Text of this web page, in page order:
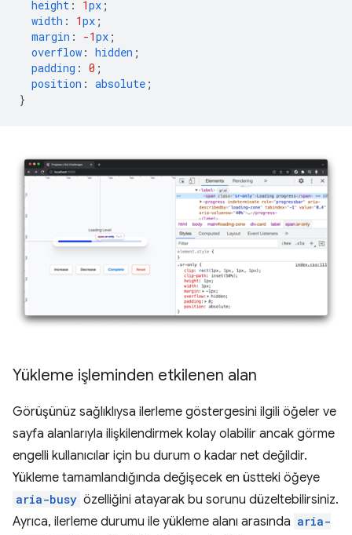
height : 1px ;
width : 1px ;
margin : -1px ;
overflow : hidden ;
padding : 0 ;
position : absolute ;
}
Yükleme işleminden etkilenen alan
Görüşünüz sağlıklıysa ilerleme göstergesini ilgili öğeler ve
sayfa alanlarıyla ilişkilendirmek kolay olabilir ancak görme
engelli kullanıcılar için bu durum o kadar net değildir.
Yükleme tamamlandığında değişecek en üstteki öğeye
aria-busy özelliğini atayarak bu sorunu düzeltebilirsiniz.
Ayrıca, ilerleme durumu ile yükleme alanı arasında aria-